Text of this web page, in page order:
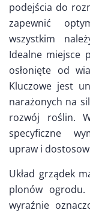
podejścia do
zapewnić
wszystkim
Idealne miejsce
osłonięte od
Kluczowe jest
narażonych na
rozwój roślin.
specyficzne
upraw i
Układ grządek
plonów
wyraźnie